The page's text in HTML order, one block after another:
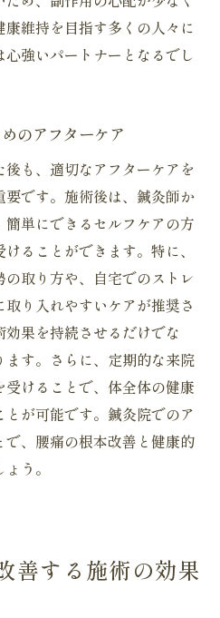
維持を目指す多くの人々に
心強いパートナーとなるでし
のアフターケア
も、適切なアフターケアを
です。施術後は、鍼灸師か
簡単にできるセルフケアの方
ることができます。特に、
取り方や、自宅でのストレ
り入れやすいケアが推奨さ
果を持続させるだけでな
ます。さらに、定期的な来院
けることで、体全体の健康
が可能です。鍼灸院でのア
、腰痛の根本改善と健康的
う。
善する施術の効果